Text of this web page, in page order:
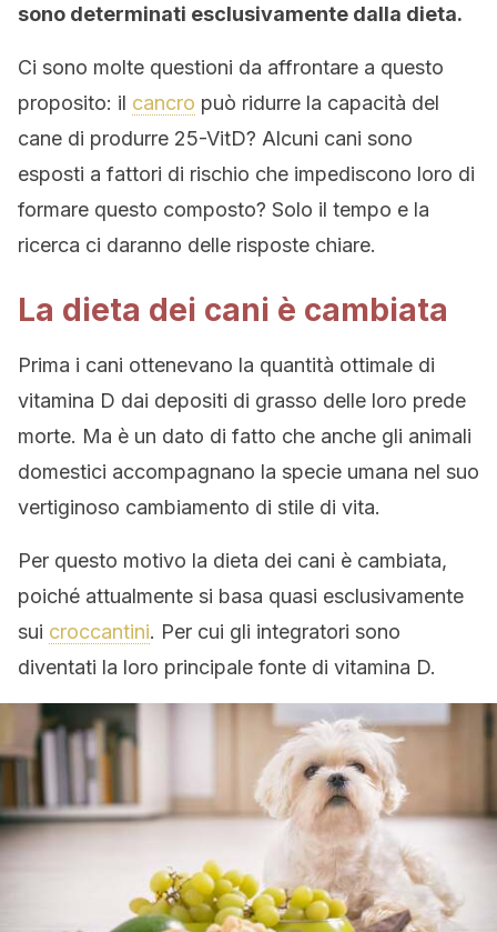
sono determinati esclusivamente dalla dieta.
Ci sono molte questioni da affrontare a questo
proposito: il cancro può ridurre la capacità del
cane di produrre 25-VitD? Alcuni cani sono
esposti a fattori di rischio che impediscono loro di
formare questo composto? Solo il tempo e la
ricerca ci daranno delle risposte chiare.
La dieta dei cani è cambiata
Prima i cani ottenevano la quantità ottimale di
vitamina D dai depositi di grasso delle loro prede
morte. Ma è un dato di fatto che anche gli animali
domestici accompagnano la specie umana nel suo
vertiginoso cambiamento di stile di vita.
Per questo motivo la dieta dei cani è cambiata,
poiché attualmente si basa quasi esclusivamente
sui croccantini. Per cui gli integratori sono
diventati la loro principale fonte di vitamina D.